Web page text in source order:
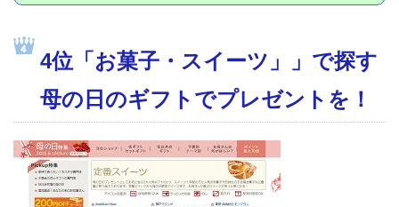
4位「お菓子・スイーツ」」で探す
母の日のギフトでプレゼントを！